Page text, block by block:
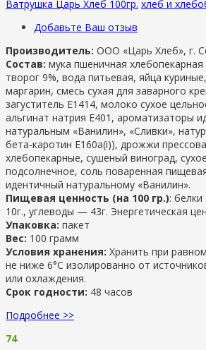
Ватрушка Царь Хлеб 100гр. хлеб и
Добавьте Ваш отзыв
Производитель: ООО «Царь Хлеб», г.
Состав: мука пшеничная
творог 9%, вода питьевая, яйца
маргарин, смесь сухая для заварного
загуститель Е1414, молоко сухое
альгинат натрия Е401, ароматизаторы
натуральным «Ванилин», «Сливки»,
бета-каротин Е160а(і)), дрожжи
хлебопекарные, сушеный виноград,
подсолнечное, соль поваренная
идентичный натуральному «Ванилин».
Пищевая ценность (на 100 гр.):
10г., углеводы — 43г. Энергетическая
Упаковка: пакет
Вес: 100 грамм
Условия хранения: Хранить при
не ниже 6°С изолированно от
или охлаждения.
Срок годности: 48 часов
Подробнее >>
74